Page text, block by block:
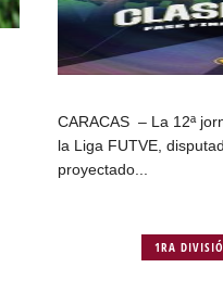
CARACAS – La 12ª
la Liga FUTVE,
proyectado...
1RA